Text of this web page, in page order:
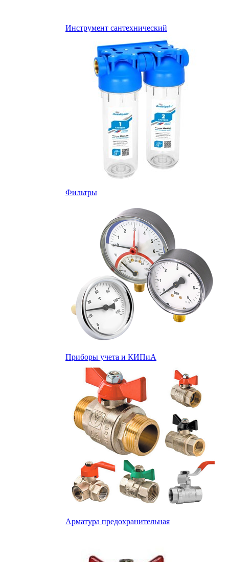
Инструмент сантехнический
Фильтры
Приборы учета и КИПиА
Арматура предохранительная